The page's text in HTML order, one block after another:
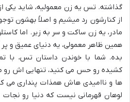
گذاشته. تس یه زن معمولیه، شاید یکی
از کنارشون رد میشیم و اصلاً بهشون
مادر، یه زن ساکت و سر به زیر. اما
همین ظاهر معمولی، یه دنیای عمیق و
بده. شما با خوندن داستان تس، با
کشیده رو حس می کنید، تنهایی اش رو
ها و ناامیدی هاش همذات پنداری می
لوهان قهرمانی نیست که دنیا رو نجات